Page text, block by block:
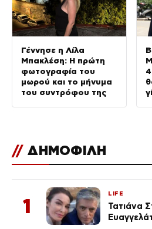
Γέννησε η Λίλα
Μπακλέση: Η πρώτη
φωτογραφία του
μωρού και το μήνυμα
του συντρόφου της
// ΔΗΜΟΦΙΛΗ
1
LIFE
Τατιάνα